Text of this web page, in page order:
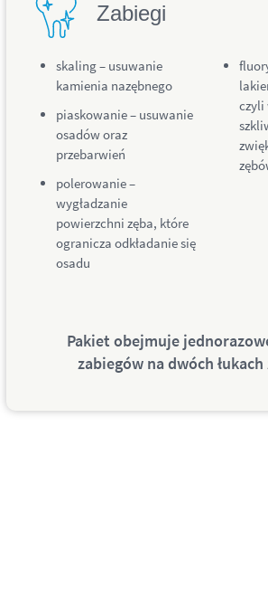
Zabiegi
skaling – usuwanie
kamienia nazębnego
piaskowanie – usuwanie
osadów oraz
przebarwień
polerowanie –
wygładzanie
powierzchni zęba, które
ogranicza odkładanie się
osadu
czyli
Pakiet obejmuje
zabiegów na dwóch